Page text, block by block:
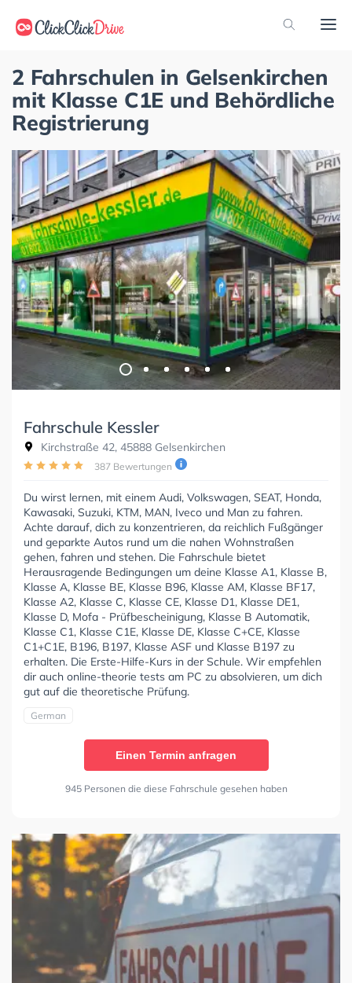
2 Fahrschulen in Gelsenkirchen
mit Klasse C1E und Behördliche
Registrierung
Fahrschule Kessler
Kirchstraße 42, 45888 Gelsenkirchen
387 Bewertungen
Du wirst lernen, mit einem Audi, Volkswagen, SEAT, Honda,
Kawasaki, Suzuki, KTM, MAN, Iveco und Man zu fahren.
Achte darauf, dich zu konzentrieren, da reichlich Fußgänger
und geparkte Autos rund um die nahen Wohnstraßen
gehen, fahren und stehen. Die Fahrschule bietet
Herausragende Bedingungen um deine Klasse A1, Klasse B,
Klasse A, Klasse BE, Klasse B96, Klasse AM, Klasse BF17,
Klasse A2, Klasse C, Klasse CE, Klasse D1, Klasse DE1,
Klasse D, Mofa - Prüfbescheinigung, Klasse B Automatik,
Klasse C1, Klasse C1E, Klasse DE, Klasse C+CE, Klasse
C1+C1E, B196, B197, Klasse ASF und Klasse B197 zu
erhalten. Die Erste-Hilfe-Kurs in der Schule. Wir empfehlen
dir auch online-theorie tests am PC zu absolvieren, um dich
gut auf die theoretische Prüfung.
German
Einen Termin anfragen
945 Personen die diese Fahrschule gesehen haben